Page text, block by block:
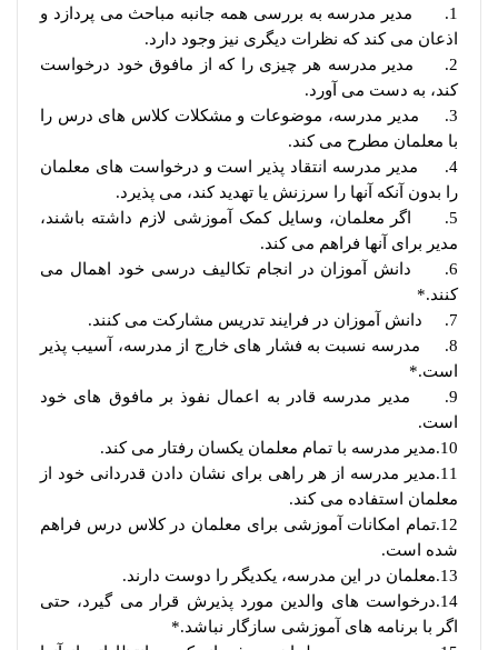
1. مدیر مدرسه به بررسی همه جانبه مباحث می پردازد و
اذعان می کند که نظرات دیگری نیز وجود دارد.
2. مدیر مدرسه هر چیزی را که از مافوق خود درخواست
کند، به دست می آورد.
3. مدیر مدرسه، موضوعات و مشکلات کلاس های درس را
با معلمان مطرح می کند.
4. مدیر مدرسه انتقاد پذیر است و درخواست های معلمان
را بدون آنکه آنها را سرزنش یا تهدید کند، می پذیرد.
5. اگر معلمان، وسایل کمک آموزشی لازم داشته باشند،
مدیر برای آنها فراهم می کند.
6. دانش آموزان در انجام تکالیف درسی خود اهمال می
کنند.*
7. دانش آموزان در فرایند تدریس مشارکت می کنند.
8. مدرسه نسبت به فشار های خارج از مدرسه، آسیب پذیر
است.*
9. مدیر مدرسه قادر به اعمال نفوذ بر مافوق های خود
است.
10.مدیر مدرسه با تمام معلمان یکسان رفتار می کند.
11.مدیر مدرسه از هر راهی برای نشان دادن قدردانی خود از
معلمان استفاده می کند.
12.تمام امکانات آموزشی برای معلمان در کلاس درس فراهم
شده است.
13.معلمان در این مدرسه، یکدیگر را دوست دارند.
14.درخواست های والدین مورد پذیرش قرار می گیرد، حتی
اگر با برنامه های آموزشی سازگار نباشد.*